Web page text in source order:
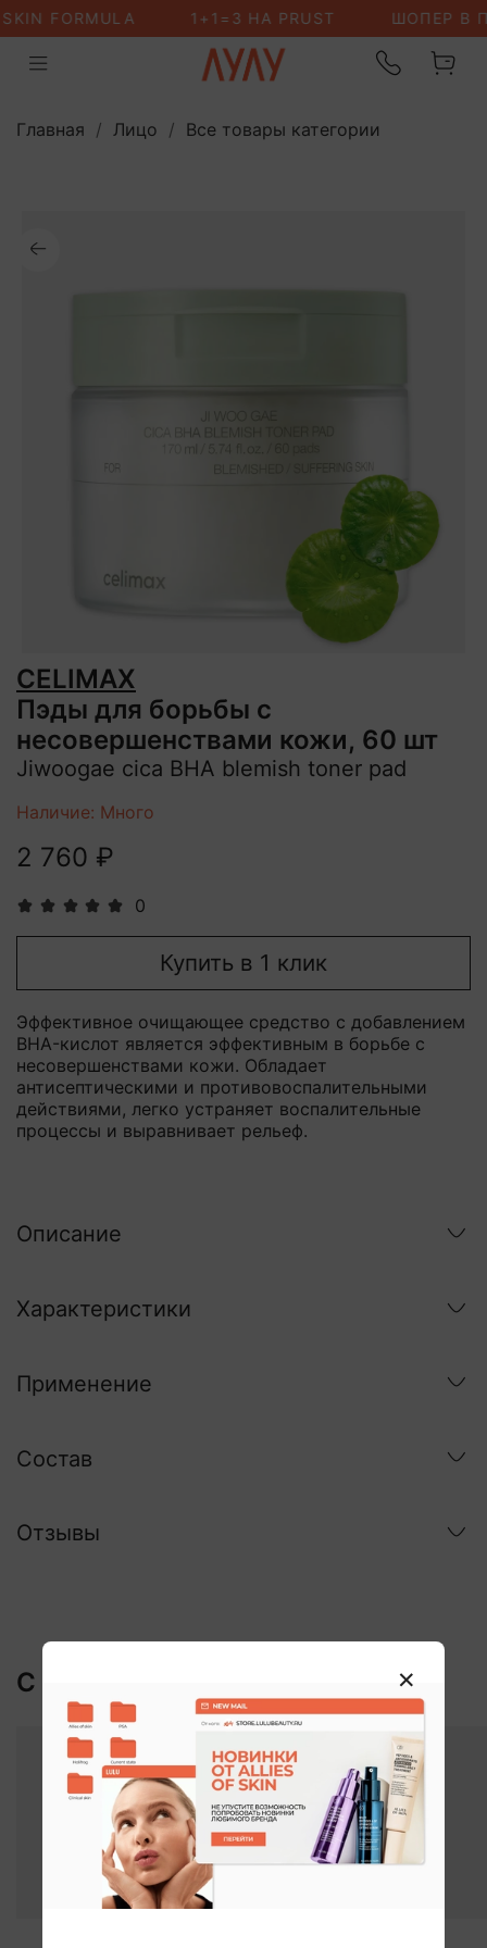
Главная Лицо Все товары категории
0
CELIMAX
Пэды для борьбы с
несовершенствами кожи, 60 шт
Jiwoogae cica BHA blemish toner pad
Наличие: Много
2 760 ₽
Купить в 1 клик
Эффективное очищающее средство с добавлением
BHA-кислот является эффективным в борьбе с
несовершенствами кожи. Обладает
антисептическими и противовоспалительными
действиями, легко устраняет воспалительные
процессы и выравнивает рельеф.
Описание
Характеристики
Применение
Состав
Отзывы
С этим покупают:
ХИТ